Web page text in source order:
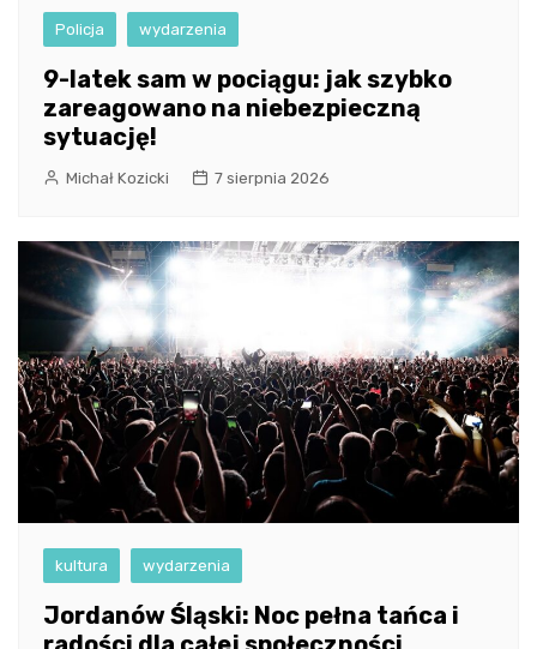
Policja wydarzenia
9-latek sam w pociągu: jak szybko
zareagowano na niebezpieczną
sytuację!
Michał Kozicki 7 sierpnia 2026
kultura wydarzenia
Jordanów Śląski: Noc pełna tańca i